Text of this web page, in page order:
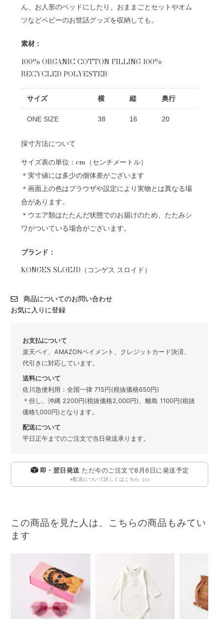
ん、お人形のベッドにしたり、おままごとセットやオム
ツなどベビーのお世話グッズを収納しても。
素材：
100% ORGANIC COTTON FILLING 100%
RECYCLED POLYESTER
サイズ 横 縦 奥行
ONE SIZE 38 16 20
採寸方法について
サイズ表の単位：cm（センチメートル）
＊実寸値には多少の個体差がございます
＊画面上の色はブラウザや設定により実物とは異なる場
合があります。
＊ウエア類はたたんだ状態でのお届けのため、たたみシ
ワがついている場合がございます。
ブランド：
KONGES SLOEJD（コンゲス スロイド）
商品についてのお問い合わせ
お気に入りに登録
お支払について
楽天ペイ、AMAZONペイメント、クレジットカード決済、
代引きに対応しています。
送料について
佐川急便利用：全国一律 715円(税抜価格650円)
＊但し、沖縄 2200円(税抜価格2,000円)、離島 1100円(税抜
価格1,000円)となります。
配送について
平日正午までのご注文で当日発送承ります。
即・翌日発送 ただ今のご注文で8月6日 に発送予定
※配送について詳しくはこちら
この商品を見た人は、こちらの商品もみてい
ます